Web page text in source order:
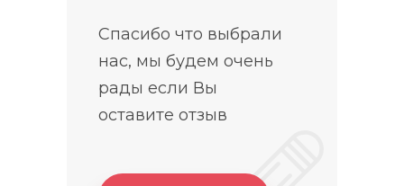
Спасибо что выбрали
нас, мы будем очень
рады если Вы
оставите отзыв